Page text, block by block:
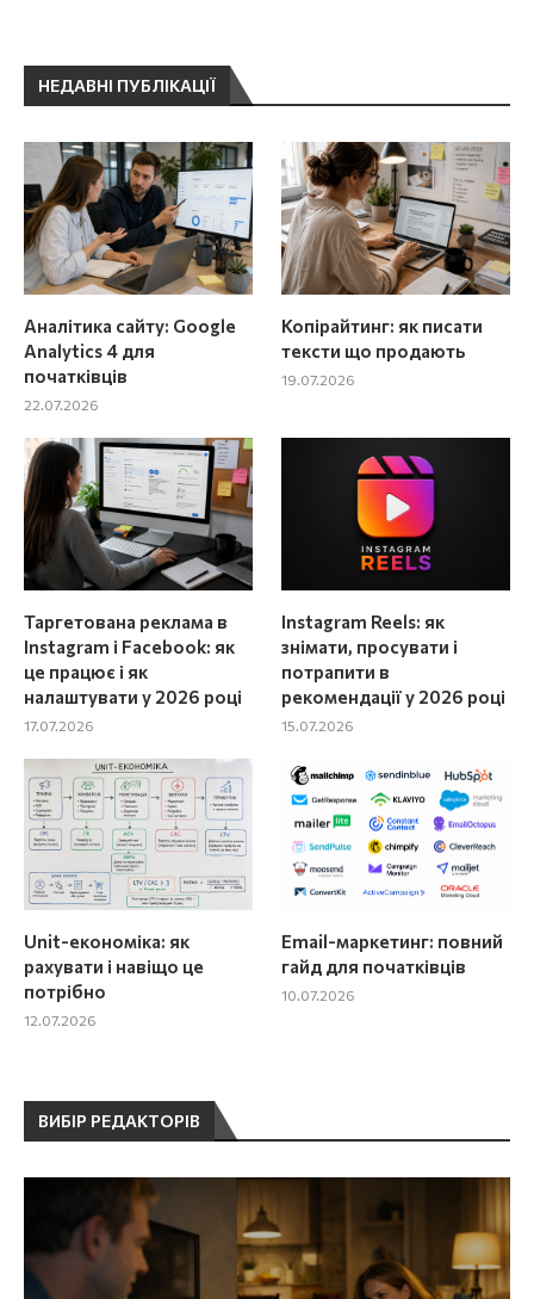
НЕДАВНІ ПУБЛІКАЦІЇ
Аналітика сайту: Google
Analytics 4 для
початківців
22.07.2026
Копірайтинг: як писати
тексти що продають
19.07.2026
Таргетована реклама в
Instagram і Facebook: як
це працює і як
налаштувати у 2026 році
17.07.2026
Instagram Reels: як
знімати, просувати і
потрапити в
рекомендації у 2026 році
15.07.2026
Unit-економіка: як
рахувати і навіщо це
потрібно
12.07.2026
Email-маркетинг: повний
гайд для початківців
10.07.2026
ВИБІР РЕДАКТОРІВ